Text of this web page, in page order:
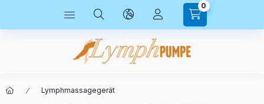
0
Lymphmassagegerät